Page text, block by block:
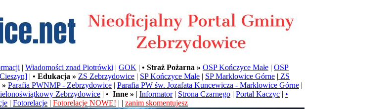
| Wiadomości znad Piotrówki | GOK | • Straż Pożarna » OSP Kończyce Małe | OSP
| • Edukacja » ZS Zebrzydowice | SP Kończyce Małe | SP Marklowice Górne | ZS
» Parafia PWNMP - Zebrzydowice | Parafia PW św. Jozafata Kuncewicza - Marklowice Górne |
Zebrzydowice | • Inne » | Informator| Strona Czarnego | Portal Kaczyc | •
| Fotorelacje | Fotorelacje NOWE! | | zanim skomentujesz